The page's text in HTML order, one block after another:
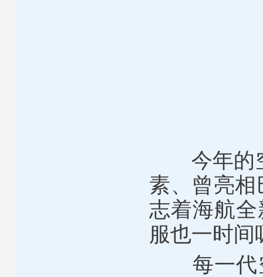
今年的空
素、曾亮
志着海航全
服也一时间
每一代空